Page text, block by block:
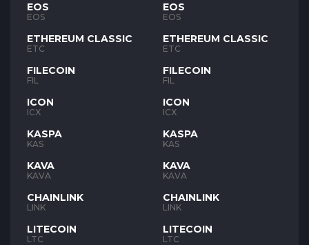
EOS
EOS
ETHEREUM CLASSIC
ETC
FILECOIN
FIL
ICON
ICX
KASPA
KAS
KAVA
KAVA
CHAINLINK
LINK
LITECOIN
LTC
EOS
EOS
ETHEREUM CLASSIC
ETC
FILECOIN
FIL
ICON
ICX
KASPA
KAS
KAVA
KAVA
CHAINLINK
LINK
LITECOIN
LTC